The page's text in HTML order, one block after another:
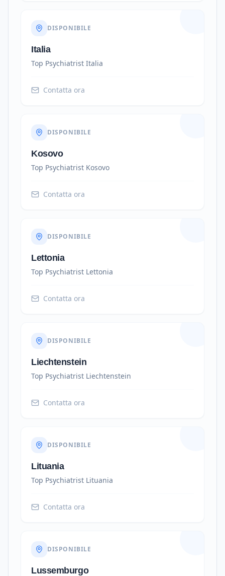
DISPONIBILE
Italia
Top Psychiatrist Italia
Contatta ora
DISPONIBILE
Kosovo
Top Psychiatrist Kosovo
Contatta ora
DISPONIBILE
Lettonia
Top Psychiatrist Lettonia
Contatta ora
DISPONIBILE
Liechtenstein
Top Psychiatrist Liechtenstein
Contatta ora
DISPONIBILE
Lituania
Top Psychiatrist Lituania
Contatta ora
DISPONIBILE
Lussemburgo